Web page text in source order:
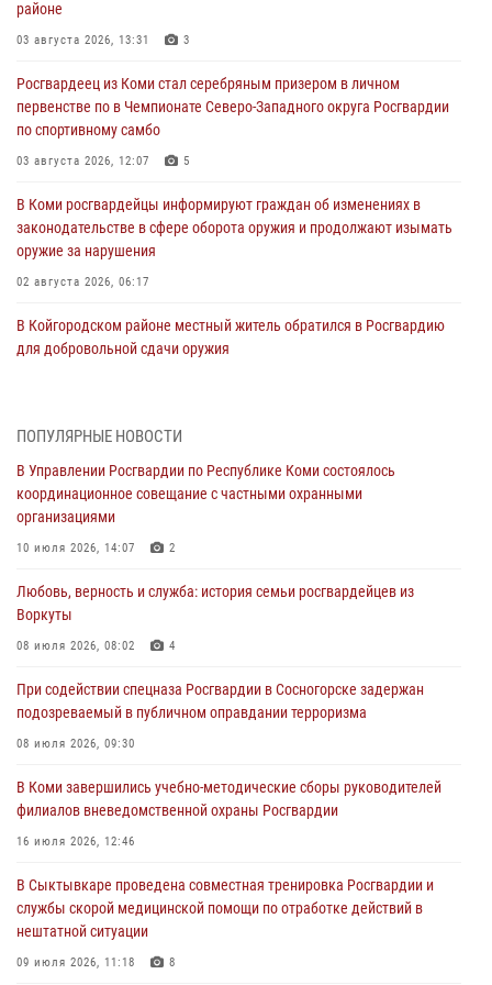
районе
03 августа 2026, 13:31 3
Росгвардеец из Коми стал серебряным призером в личном
первенстве по в Чемпионате Северо-Западного округа Росгвардии
по спортивному самбо
03 августа 2026, 12:07 5
В Коми росгвардейцы информируют граждан об изменениях в
законодательстве в сфере оборота оружия и продолжают изымать
оружие за нарушения
02 августа 2026, 06:17
В Койгородском районе местный житель обратился в Росгвардию
для добровольной сдачи оружия
Росгвардии по Республике Коми лично проверил ДОЛ «Орленок»
31 июля 2026, 06:57 8
В Усинске росгвардейцы оперативно отработали план «Квартал»
30 июля 2026, 13:53
В Санкт-Петербурге прошел окружной этап ежегодного
Всероссийского конкурса профессионального мастерства среди
сотрудников вневедомственной охраны Росгвардии
В Сыктывкаре росгвардейцы приняли участие в молебне в рамках
Дня Крещения Руси и Дня святого равноапостольного князя
28 июля 2026, 13:32 8
В Коми за неделю росгвардейцами выявлено более 10
деятельности
26 июля 2026, 06:48
ПОПУЛЯРНЫЕ НОВОСТИ
В Управлении Росгвардии по Республике Коми состоялось
координационное совещание с частными охранными
организациями
10 июля 2026, 14:07 2
Любовь, верность и служба: история семьи росгвардейцев из
Воркуты
08 июля 2026, 08:02 4
При содействии спецназа Росгвардии в Сосногорске задержан
подозреваемый в публичном оправдании терроризма
08 июля 2026, 09:30
В Коми завершились учебно-методические сборы руководителей
филиалов вневедомственной охраны Росгвардии
16 июля 2026, 12:46
В Сыктывкаре проведена совместная тренировка Росгвардии и
службы скорой медицинской помощи по отработке действий в
нештатной ситуации
09 июля 2026, 11:18 8